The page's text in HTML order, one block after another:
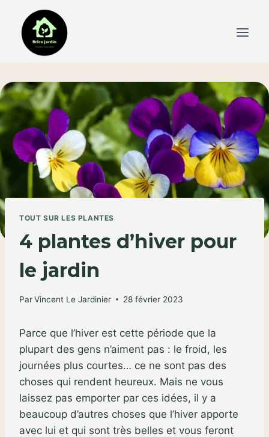
content
TOUT SUR LES PLANTES
4 plantes d’hiver pour
le jardin
ParVincent Le Jardinier 28 février 2023
Parce que l’hiver est cette période que la
plupart des gens n’aiment pas : le froid, les
journées plus courtes… ce ne sont pas des
choses qui rendent heureux. Mais ne vous
laissez pas emporter par ces idées, il y a
beaucoup d’autres choses que l’hiver apporte
avec lui et qui sont très belles et vous feront